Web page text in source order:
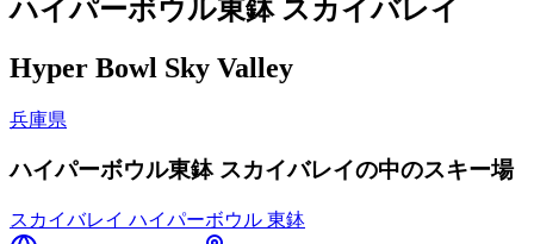
ハイパーボウル東鉢 スカイバレイ
Hyper Bowl Sky Valley
兵庫県
ハイパーボウル東鉢 スカイバレイの中のスキー場
スカイバレイ ハイパーボウル 東鉢